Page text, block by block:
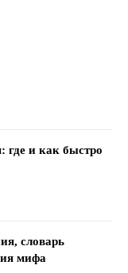
где и как быстро
словарь
мифа